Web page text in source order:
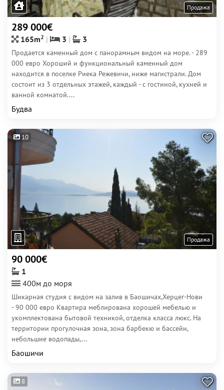
Продажа
289 000€
165m2 3 3
Продается каменный дом с панорамным видом на море. - 289
000 евро Хороший и функциональный каменный дом
находится в поселке Риека Режевичи, ниже магистрали. Дом
состоит из 3 отдельных этажей, каждый - с гостиной, кухней и
ванной комнатой....
Будва
10
Продажа
90 000€
1
400м до моря
Шикарная студия с видом на залив в Баошичах,Херцег-Нови
- 90 000 евро Квартира меблирована хорошей мебелью и
укомплектована бытовой техникой, отделка класса люкс. На
территории прогулочная зона, зона барбекю и бассейн,
небольшие водопады,...
Баошичи
8